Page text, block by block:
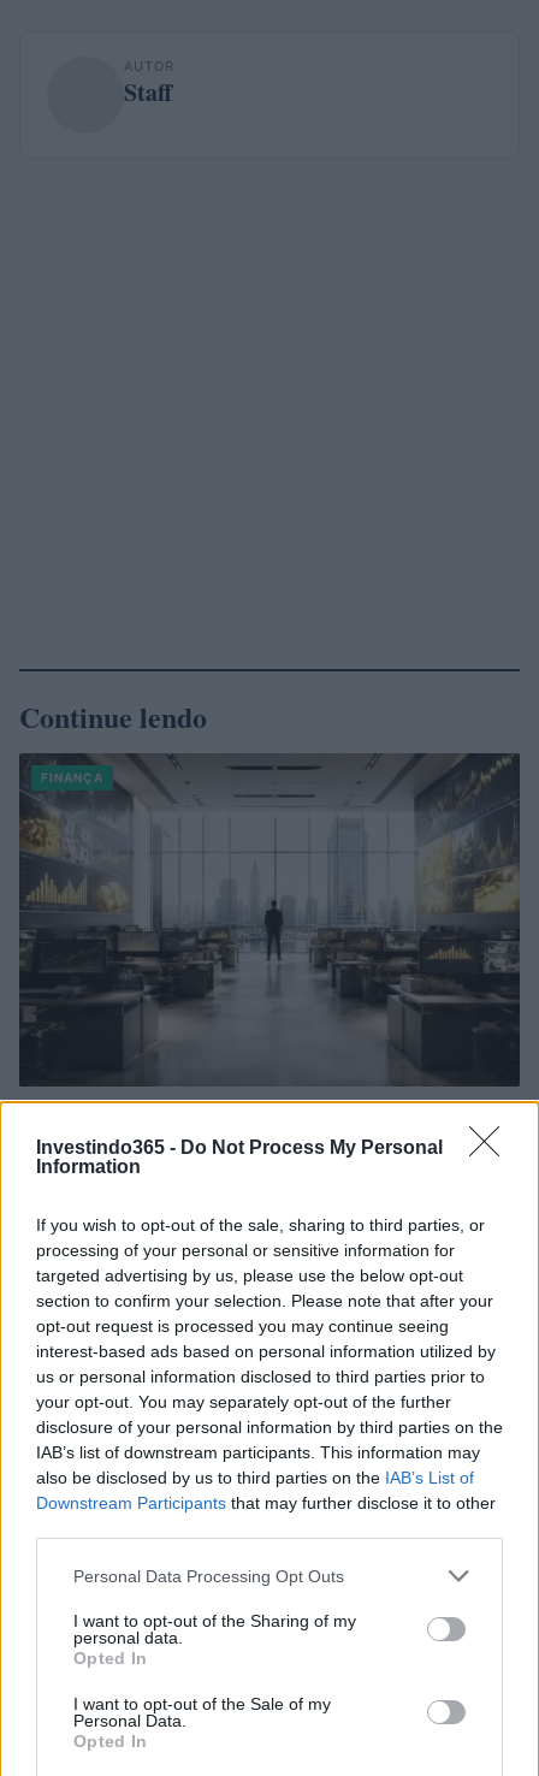
Investindo365 - Do Not Process My Personal
Information
If you wish to opt-out of the sale, sharing to third parties, or
processing of your personal or sensitive information for
targeted advertising by us, please use the below opt-out
section to confirm your selection. Please note that after your
opt-out request is processed you may continue seeing
interest-based ads based on personal information utilized by
us or personal information disclosed to third parties prior to
your opt-out. You may separately opt-out of the further
disclosure of your personal information by third parties on the
IAB’s list of downstream participants. This information may
also be disclosed by us to third parties on the IAB’s List of
Downstream Participants that may further disclose it to other
Please note that this website/app uses one or more Google
not limited to your visit or usage behaviour. You may click to
grant or deny consent to Google and its third-party tags to
use your data for below specified purposes in below Google
consent section.
Personal Data Processing Opt Outs
I want to opt-out of the Sharing of my
personal data.
Opted In
I want to opt-out of the Sale of my
Personal Data.
Opted In
AUTOR
Staff
Continue lendo
FINANÇA
Ouro e dólar sob pressão: como os mercados estão
respondendo às últimas notícias
Beatriz Almeida · 6 ago 2026
FINANÇA
critica limitações orçamentárias
INVESTIMENTOS